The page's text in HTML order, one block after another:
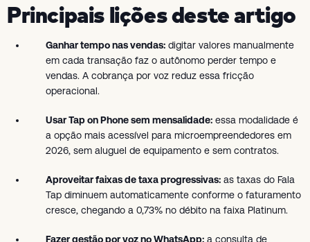
Principais lições deste artigo
Ganhar tempo nas vendas: digitar valores manualmente
em cada transação faz o autônomo perder tempo e
vendas. A cobrança por voz reduz essa fricção
operacional.
Usar Tap on Phone sem mensalidade: essa modalidade é
a opção mais acessível para microempreendedores em
2026, sem aluguel de equipamento e sem contratos.
Aproveitar faixas de taxa progressivas: as taxas do Fala
Tap diminuem automaticamente conforme o faturamento
cresce, chegando a 0,73% no débito na faixa Platinum.
Fazer gestão por voz no WhatsApp: a consulta de